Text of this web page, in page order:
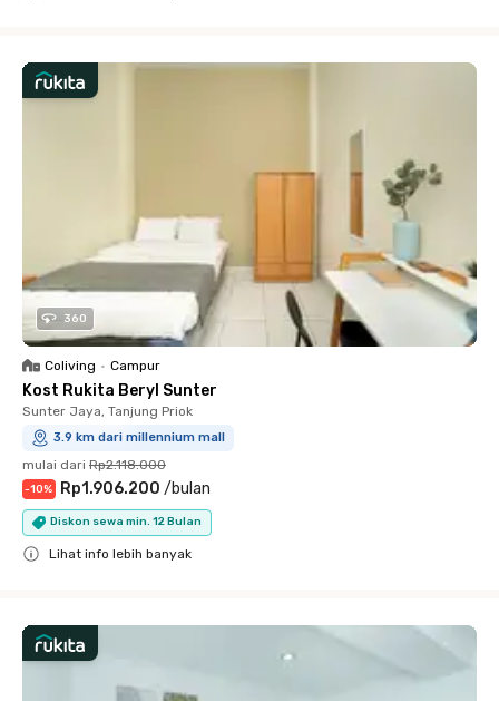
360
Coliving • Campur
Kost Rukita Beryl Sunter
Sunter Jaya, Tanjung Priok
3.9 km dari millennium mall
mulai dari Rp2.118.000
-10% Rp1.906.200 /bulan
Diskon sewa min. 12 Bulan
Lihat info lebih banyak